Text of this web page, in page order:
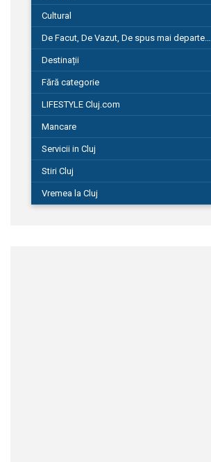
Cultural
De Facut, De Vazut, De spus mai departe…
Destinații
Fără categorie
LIFESTYLE Cluj.com
Mancare
Servicii in Cluj
Stiri Cluj
Vremea la Cluj